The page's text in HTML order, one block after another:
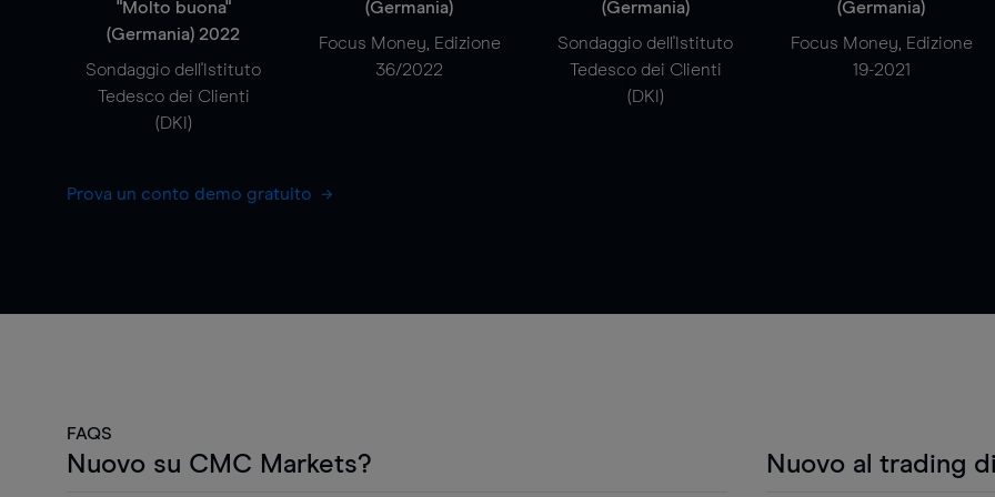
"Molto buona"
(Germania) 2022
Sondaggio dell'Istituto
Tedesco dei Clienti
(DKI)
(Germania)
Focus Money, Edizione
36/2022
(Germania)
Sondaggio dell'Istituto
Tedesco dei Clienti
(DKI)
(Germania)
Focus Money, Edizione
19-2021
Prova un conto demo gratuito
FAQS
Nuovo su CMC Markets? Nuovo al trading